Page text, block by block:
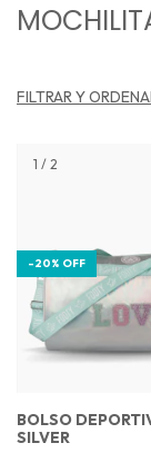
FILTRAR Y
1 / 2
-20% OFF
BOLSO
SILVER